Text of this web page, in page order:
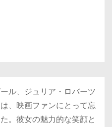
ル、ジュリア・ロバーツ
、映画ファンにとって忘
。彼女の魅力的な笑顔と